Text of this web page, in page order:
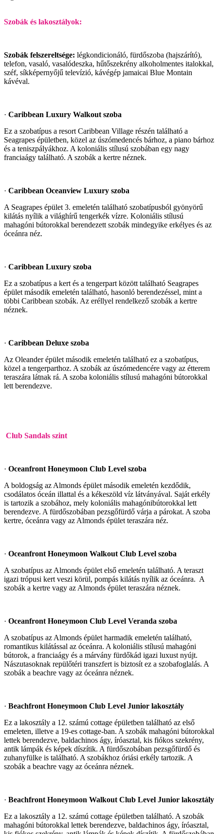
Szobák és lakosztályok:
Szobák felszereltsége: légkondicionáló, fürdőszoba (hajszárító),
telefon, vasaló, vasalódeszka, hűtőszekrény alkoholmentes italokkal,
széf, síkképernyőjű televízió, kávégép jamaicai Blue Montain
kávéval.
· Caribbean Luxury Walkout szoba
Ez a szobatípus a resort Caribbean Village részén található a
Seagrapes épületben, közel az úszómedencés bárhoz, a piano bárhoz
és a teniszpályákhoz. A koloniális stílusú szobában egy nagy
franciaágy található. A szobák a kertre néznek.
· Caribbean Oceanview Luxury szoba
A Seagrapes épület 3. emeletén található szobatípusból gyönyörű
kilátás nyílik a világhírű tengerkék vízre. Koloniális stílusú
mahagóni bútorokkal berendezett szobák mindegyike erkélyes és az
óceánra néz.
· Caribbean Luxury szoba
Ez a szobatípus a kert és a tengerpart között található Seagrapes
épület második emeletén található, hasonló berendezéssel, mint a
többi Caribbean szobák. Az eréllyel rendelkező szobák a kertre
néznek.
· Caribbean Deluxe szoba
Az Oleander épület második emeletén található ez a szobatípus,
közel a tengerparthoz. A szobák az úszómedencére vagy az étterem
teraszára látnak rá. A szoba koloniális stílusú mahagóni bútorokkal
lett berendezve.
Club Sandals szint
· Oceanfront Honeymoon Club Level szoba
A boldogság az Almonds épület második emeletén kezdődik,
csodálatos óceán illattal és a kékeszöld víz látványával. Saját erkély
is tartozik a szobához, mely koloniális mahagónibútorokkal lett
berendezve. A fürdőszobában pezsgőfürdő várja a párokat. A szoba
kertre, óceánra vagy az Almonds épület teraszára néz.
· Oceanfront Honeymoon Walkout Club Level szoba
A szobatípus az Almonds épület első emeletén található. A teraszt
igazi trópusi kert veszi körül, pompás kilátás nyílik az óceánra. A
szobák a kertre vagy az Almonds épület teraszára néznek.
· Oceanfront Honeymoon Club Level Veranda szoba
A szobatípus az Almonds épület harmadik emeletén található,
romantikus kilátással az óceánra. A koloniális stílusú mahagóni
bútorok, a franciaágy és a márvány fürdőkád igazi luxust nyújt.
Nászutasoknak repülőtéri transzfert is biztosít ez a szobafoglalás. A
szobák a beachre vagy az óceánra néznek.
· Beachfront Honeymoon Club Level Junior lakosztály
Ez a lakosztály a 12. számú cottage épületben található az első
emeleten, illetve a 19-es cottage-ban. A szobák mahagóni bútorokkal
lettek berendezve, baldachinos ágy, íróasztal, kis fiókos szekrény,
antik lámpák és képek díszítik. A fürdőszobában pezsgőfürdő és
zuhanyfülke is található. A szobákhoz óriási erkély tartozik. A
szobák a beachre vagy az óceánra néznek.
· Beachfront Honeymoon Walkout Club Level Junior lakosztály
Ez a lakosztály a 12. számú cottage épületben található. A szobák
mahagóni bútorokkal lettek berendezve, baldachinos ágy, íróasztal,